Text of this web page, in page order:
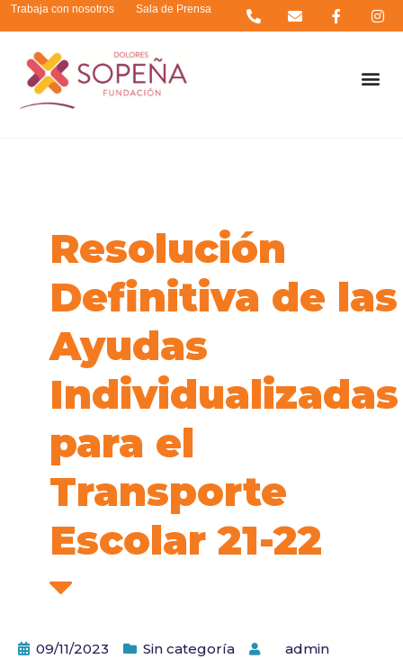
Trabaja con nosotros Sala de Prensa
Resolución
Definitiva de las
Ayudas
Individualizadas
para el
Transporte
Escolar 21-22
09/11/2023 Sin categoría admin